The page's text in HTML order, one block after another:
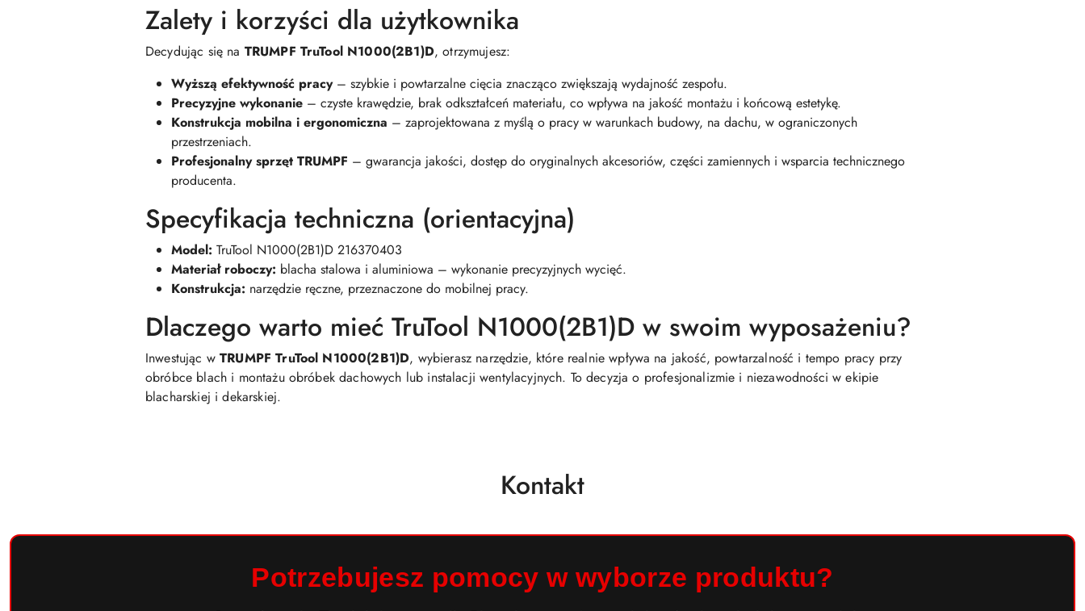
Zalety i korzyści dla użytkownika
Decydując się na TRUMPF TruTool N1000(2B1)D, otrzymujesz:
Wyższą efektywność pracy– szybkie i powtarzalne cięcia znacząco zwiększają wydajność zespołu.
Precyzyjne wykonanie – czyste krawędzie, brak odkształceń materiału, co wpływa na jakość montażu i końcową estetykę.
Konstrukcja mobilna i ergonomiczna – zaprojektowana z myślą o pracy w warunkach budowy, na dachu, w ograniczonych
przestrzeniach.
Profesjonalny sprzęt TRUMPF – gwarancja jakości, dostęp do oryginalnych akcesoriów, części zamiennych i wsparcia technicznego
producenta.
Specyfikacja techniczna (orientacyjna)
Model: TruTool N1000(2B1)D 216370403
Materiał roboczy: blacha stalowa i aluminiowa – wykonanie precyzyjnych wycięć.
Konstrukcja: narzędzie ręczne, przeznaczone do mobilnej pracy.
Dlaczego warto mieć TruTool N1000(2B1)D w swoim wyposażeniu?
Inwestując wTRUMPF TruTool N1000(2B1)D, wybierasz narzędzie, które realnie wpływa na jakość, powtarzalność i tempo pracy przy
obróbce blach i montażu obróbek dachowych lub instalacji wentylacyjnych. To decyzja o profesjonalizmie i niezawodności w ekipie
blacharskiej i dekarskiej.
Kontakt
Potrzebujesz pomocy w wyborze produktu?